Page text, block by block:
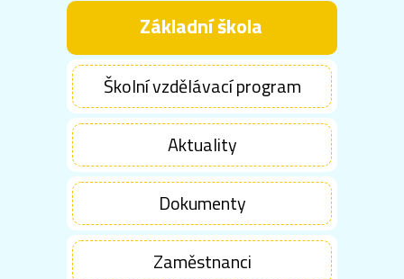
Základní škola
Školní vzdělávací program
Aktuality
Dokumenty
Zaměstnanci